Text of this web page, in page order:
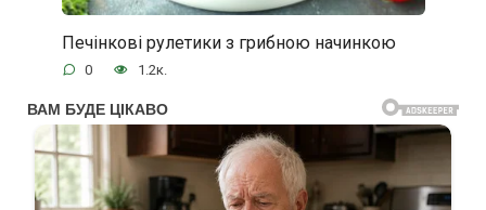
Печінкові рулетики з грибною начинкою
0 1.2к.